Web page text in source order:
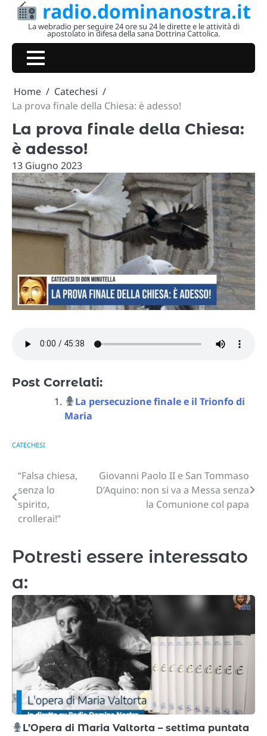
Skip
radio.dominanostra.it
La webradio per seguire 24 ore su 24 le dirette e le attività di
apostolato in difesa della sana Dottrina Cattolica.
Home
Catechesi
La prova finale della Chiesa: è adesso!
La prova finale della Chiesa:
è adesso!
13 Giugno 2023
Post Correlati:
La persecuzione finale e il Trionfo di
Maria
CATECHESI
Navigazione
articoli
“Falsa chiesa,
senza lo
spirito,
crollerai!”
Giovanni Paolo II e San Tommaso
D’Aquino: non si va a Messa senza
la Comunione col papa
Potresti essere interessato
a:
L’Opera di Maria Valtorta – settima puntata